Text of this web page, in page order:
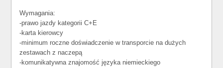
Wymagania:
-prawo jazdy kategorii C+E
-karta kierowcy
-minimum roczne doświadczenie w transporcie na dużych
zestawach z naczepą
-komunikatywna znajomość języka niemieckiego